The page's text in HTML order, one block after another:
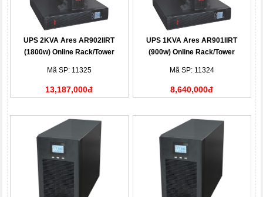
UPS 2KVA Ares AR902IIRT
(1800w) Online Rack/Tower
Mã SP: 11325
13,187,000đ
UPS 1KVA Ares AR901IIRT
(900w) Online Rack/Tower
Mã SP: 11324
8,640,000đ